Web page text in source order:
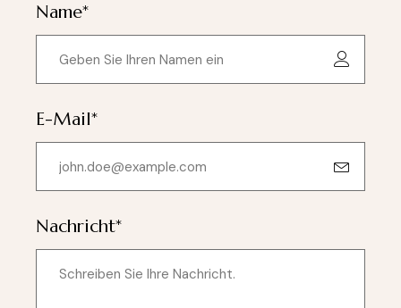
Name*
E-Mail*
Nachricht*